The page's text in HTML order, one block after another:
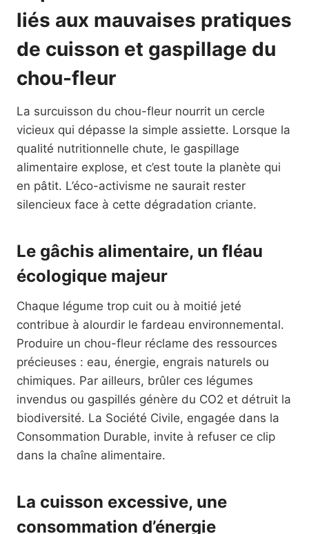
liés aux mauvaises pratiques
de cuisson et gaspillage du
chou-fleur
La surcuisson du chou-fleur nourrit un cercle
vicieux qui dépasse la simple assiette. Lorsque la
qualité nutritionnelle chute, le gaspillage
alimentaire explose, et c’est toute la planète qui
en pâtit. L’éco-activisme ne saurait rester
silencieux face à cette dégradation criante.
Le gâchis alimentaire, un fléau
écologique majeur
Chaque légume trop cuit ou à moitié jeté
contribue à alourdir le fardeau environnemental.
Produire un chou-fleur réclame des ressources
précieuses : eau, énergie, engrais naturels ou
chimiques. Par ailleurs, brûler ces légumes
invendus ou gaspillés génère du CO2 et détruit la
biodiversité. La Société Civile, engagée dans la
Consommation Durable, invite à refuser ce clip
dans la chaîne alimentaire.
La cuisson excessive, une
consommation d’énergie